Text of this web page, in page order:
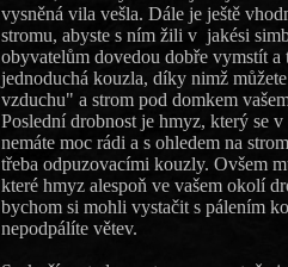
vysněná vila vešla. Dále je ještě vhodné odlehčit nějakým důmyslným kouzlem
stromu, abyste s ním žili v jakési
obyvatelům dovedou dobře vymstít a to ani nemusí být Vrbou mlátivou. Existují
jednoduchá kouzla, díky nimž můžete zajistit aby váš dům takřečeně "visel ve
vzduchu" a strom pod domkem
Poslední drobnost je hmyz, který se v
nemáte moc rádi a s ohledem na strom by ani
třeba odpuzovacími kouzly. Ovšem mudlvé mají
které hmyz alespoň ve vašem okolí drobně odpuzují. A myslím, že po
bychom si mohli vystačit s pálením kouzelných bylin. Ovšem pozor ať si pod sebou
nepodpálíte větev.